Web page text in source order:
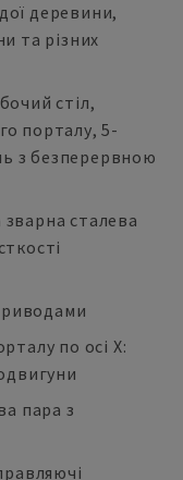
деревини,
та різних
стіл,
порталу, 5-
з безперервною
сталева
по осі X:
пара з